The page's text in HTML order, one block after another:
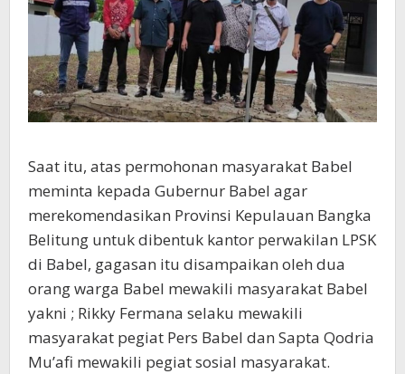
Saat itu, atas permohonan masyarakat Babel
meminta kepada Gubernur Babel agar
merekomendasikan Provinsi Kepulauan Bangka
Belitung untuk dibentuk kantor perwakilan LPSK
di Babel, gagasan itu disampaikan oleh dua
orang warga Babel mewakili masyarakat Babel
yakni ; Rikky Fermana selaku mewakili
masyarakat pegiat Pers Babel dan Sapta Qodria
Mu’afi mewakili pegiat sosial masyarakat.